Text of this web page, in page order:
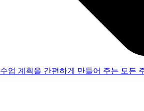
수업 계획을 간편하게 만들어 주는 모든